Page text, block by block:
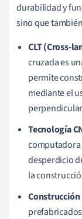
durabilidad y
sino que
CLT (Cross-
cruzada es
permite
mediante el
Tecnología
computadora
desperdicio
la